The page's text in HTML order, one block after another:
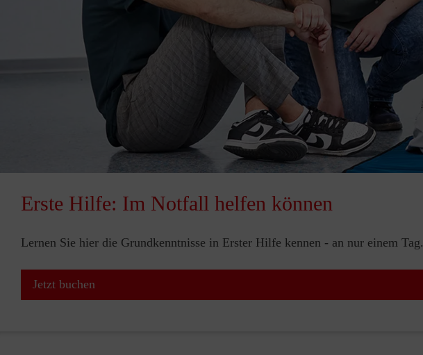
Erste Hilfe: Im Notfall helfen können
Lernen Sie hier die Grundkenntnisse in Erster Hilfe kennen - an nur einem Tag.
Jetzt buchen